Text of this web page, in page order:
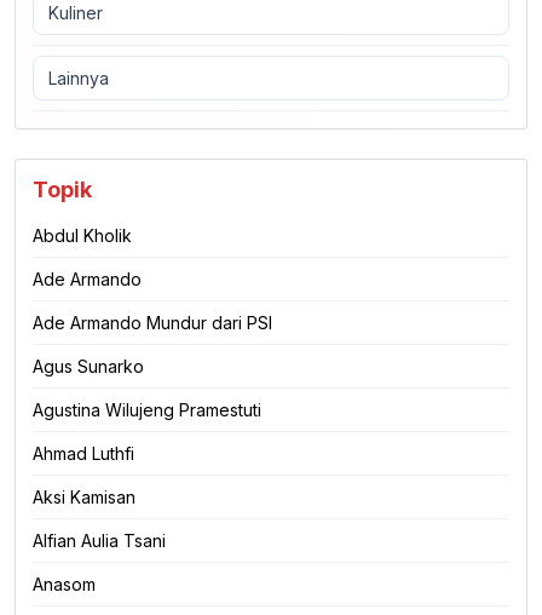
Kuliner
Lainnya
Topik
Abdul Kholik
Ade Armando
Ade Armando Mundur dari PSI
Agus Sunarko
Agustina Wilujeng Pramestuti
Ahmad Luthfi
Aksi Kamisan
Alfian Aulia Tsani
Anasom